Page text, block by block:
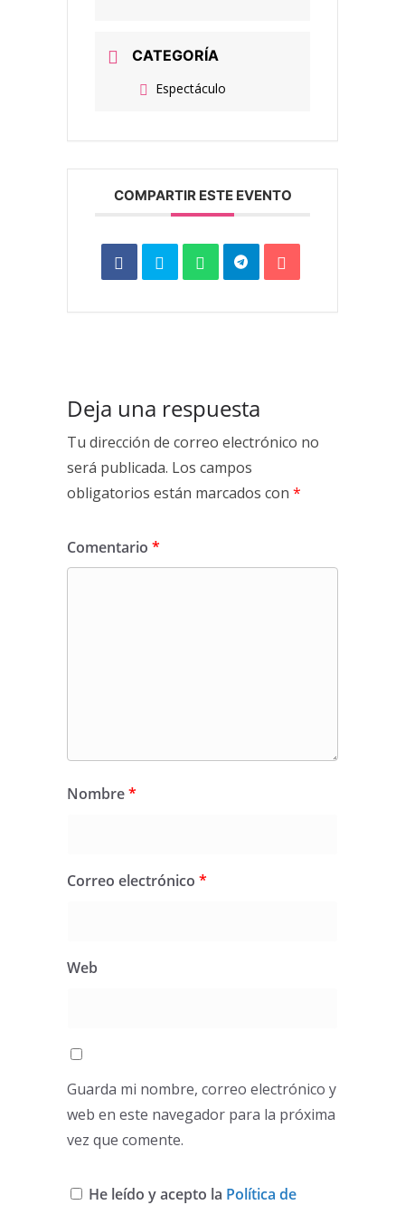
CATEGORÍA
Espectáculo
COMPARTIR ESTE EVENTO
Deja una respuesta
Tu dirección de correo electrónico no
será publicada. Los campos
obligatorios están marcados con *
Comentario *
Nombre*
Correo electrónico *
Web
Guarda mi nombre, correo electrónico y
web en este navegador para la próxima
vez que comente.
He leído y acepto la Política de